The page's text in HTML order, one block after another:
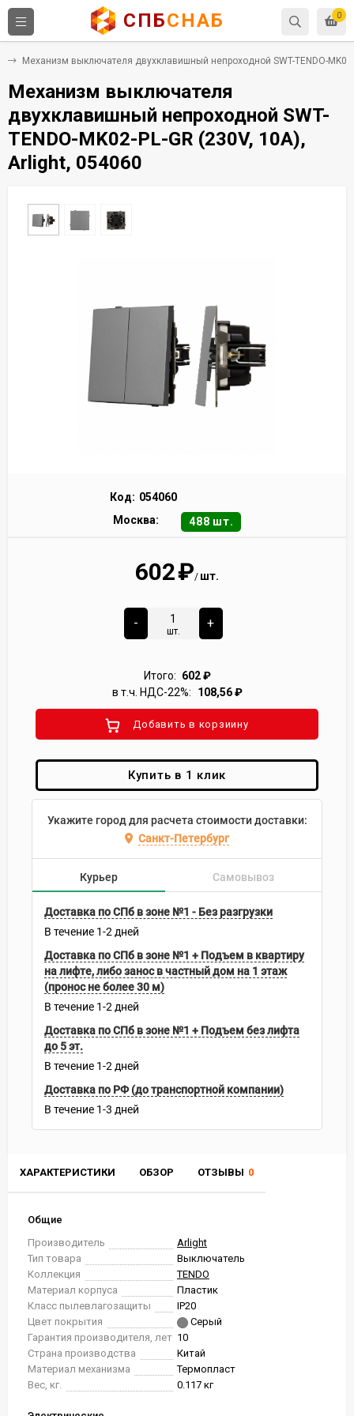
0
СПБСНАБ
Механизм выключателя двухклавишный непроходной SWT-TENDO-
Механизм выключателя
двухклавишный непроходной SWT-
TENDO-MK02-PL-GR (230V, 10A),
Arlight, 054060
ХАРАКТЕРИСТИКИ ОБЗОР ОТЗЫВЫ 0
Общие
Производитель
Arlight
Тип товара
Выключатель
Коллекция
TENDO
Материал корпуса
Пластик
Класс пылевлагозащиты
IP20
Цвет покрытия
Серый
Гарантия производителя, лет 10
Страна производства
Китай
Материал механизма
Термопласт
Вес, кг.
0.117 кг
Код: 054060
Москва:
488 шт.
602₽/ шт.
-
шт.
+
Итого: 602₽
в т.ч. НДС-22%:
108,56₽
Добавить в корзиину
Купить в 1 клик
Укажите город для расчета стоимости доставки:
Санкт-Петербург
Курьер Самовывоз
Доставка по СПб в зоне №1 - Без разгрузки
В течение 1-2 дней
Доставка по СПб в зоне №1 + Подъем в квартиру
на лифте, либо занос в частный дом на 1 этаж
(пронос не более 30 м)
В течение 1-2 дней
Доставка по СПб в зоне №1 + Подъем без лифта
до 5 эт.
В течение 1-2 дней
Доставка по РФ (до транспортной компании)
В течение 1-3 дней